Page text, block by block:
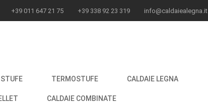
+39 011 647 21 75 +39 338 92 23 319 info@caldaiealegna.it
STUFE TERMOSTUFE CALDAIE LEGNA
CALDAIE COMBINATE